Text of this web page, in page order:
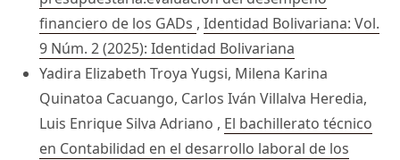
financiero de los GADs , Identidad Bolivariana: Vol.
9 Núm. 2 (2025): Identidad Bolivariana
Yadira Elizabeth Troya Yugsi, Milena Karina
Quinatoa Cacuango, Carlos Iván Villalva Heredia,
Luis Enrique Silva Adriano , El bachillerato técnico
en Contabilidad en el desarrollo laboral de los